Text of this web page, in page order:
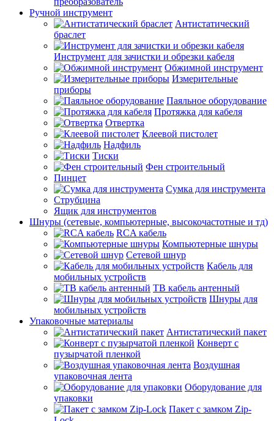
Ручной инструмент
Антистатический
браслет
Инструмент для зачистки и обрезки кабеля
Обжимной инструмент
Измерительные
приборы
Паяльное оборудование
Протяжка для кабеля
Отвертка
Клеевой пистолет
Надфиль
Тиски
Фен строительный
Пинцет
Сумка для инструмента
Струбцина
Ящик для инструментов
Шнуры (сетевые, компьютерные, высокочастотные и тд)
RCA кабель
Компьютерные шнуры
Сетевой шнур
Кабель для
мобильных устройств
ТВ кабель антенный
Шнуры для
мобильных устройств
Упаковочные материалы
Антистатический пакет
Конверт с
пузырчатой пленкой
Воздушная
упаковочная лента
Оборудование для
упаковки
Пакет с замком Zip-